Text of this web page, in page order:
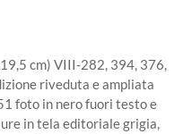
cm) VIII-282, 394, 376,
riveduta e ampliata
foto in nero fuori testo e
in tela editoriale grigia,